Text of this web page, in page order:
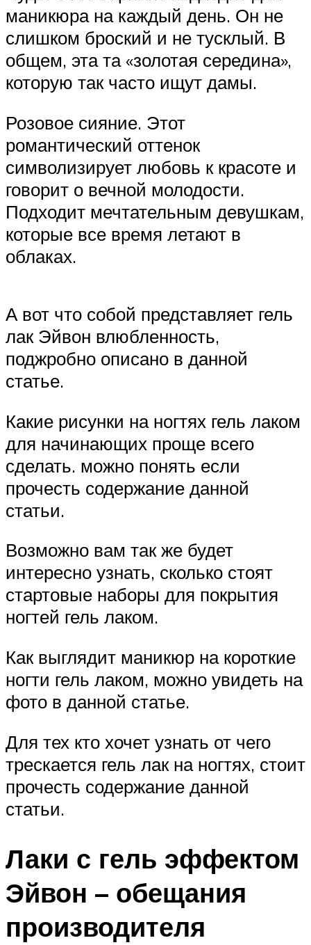
маникюра на каждый день. Он не
слишком броский и не тусклый. В
общем, эта та «золотая середина»,
которую так часто ищут дамы.
Розовое сияние. Этот
романтический оттенок
символизирует любовь к красоте и
говорит о вечной молодости.
Подходит мечтательным девушкам,
которые все время летают в
облаках.
А вот что собой представляет гель
лак Эйвон влюбленность,
поджробно описано в данной
статье.
Какие рисунки на ногтях гель лаком
для начинающих проще всего
сделать. можно понять если
прочесть содержание данной
статьи.
Возможно вам так же будет
интересно узнать, сколько стоят
стартовые наборы для покрытия
ногтей гель лаком.
Как выглядит маникюр на короткие
ногти гель лаком, можно увидеть на
фото в данной статье.
Для тех кто хочет узнать от чего
трескается гель лак на ногтях, стоит
прочесть содержание данной
статьи.
Лаки с гель эффектом
Эйвон – обещания
производителя